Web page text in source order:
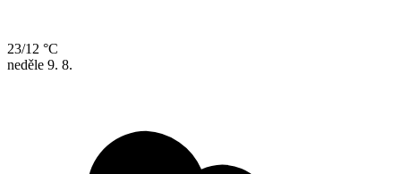
23/12 °C
neděle 9. 8.